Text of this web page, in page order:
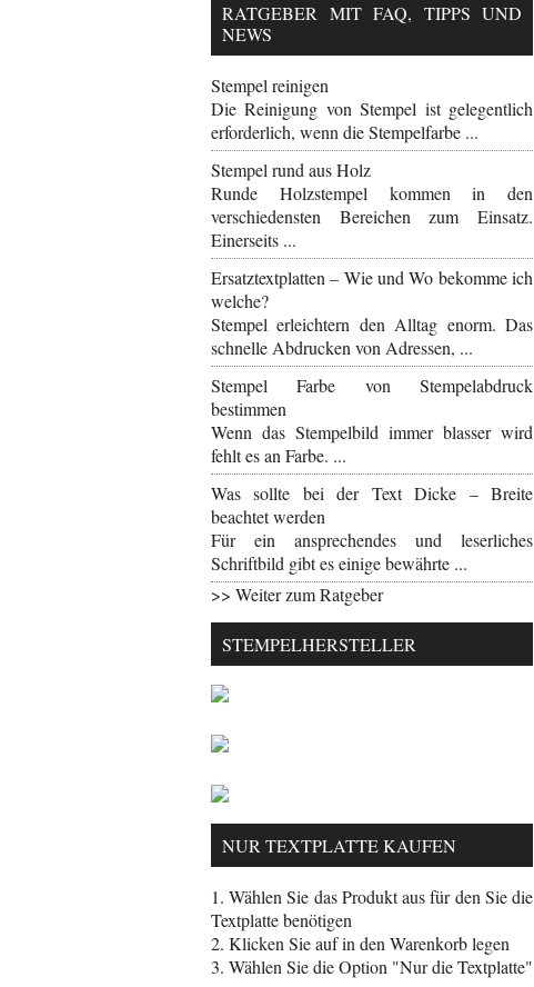
RATGEBER MIT FAQ, TIPPS UND
NEWS
Stempel reinigen
Die Reinigung von Stempel ist gelegentlich
erforderlich, wenn die Stempelfarbe ...
Stempel rund aus Holz
Runde Holzstempel kommen in den
verschiedensten Bereichen zum Einsatz.
Einerseits ...
Ersatztextplatten – Wie und Wo bekomme ich
welche?
Stempel erleichtern den Alltag enorm. Das
schnelle Abdrucken von Adressen, ...
Stempel Farbe von Stempelabdruck
bestimmen
Wenn das Stempelbild immer blasser wird
fehlt es an Farbe. ...
Was sollte bei der Text Dicke – Breite
beachtet werden
Für ein ansprechendes und leserliches
Schriftbild gibt es einige bewährte ...
>> Weiter zum Ratgeber
STEMPELHERSTELLER
NUR TEXTPLATTE KAUFEN
1. Wählen Sie das Produkt aus für den Sie die
Textplatte benötigen
2. Klicken Sie auf in den Warenkorb legen
3. Wählen Sie die Option "Nur die Textplatte"